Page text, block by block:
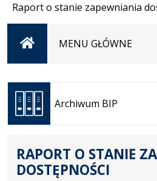
Raport o stanie zapewniania
StronaMENU GŁÓWNE
Archiwum BIP
Otwiera
się w
nowej
karcie
RAPORT O STANIE
DOSTĘPNOŚCI